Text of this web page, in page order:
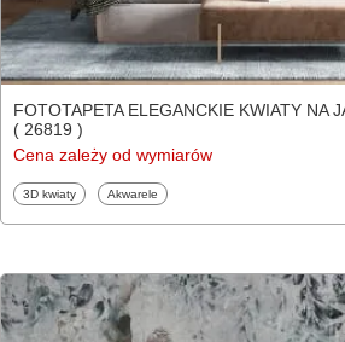
FOTOTAPETA ELEGANCKIE KWIATY NA
( 26819 )
Cena zależy od wymiarów
Fototapety
3D kwiaty Fototapety
Akwarele